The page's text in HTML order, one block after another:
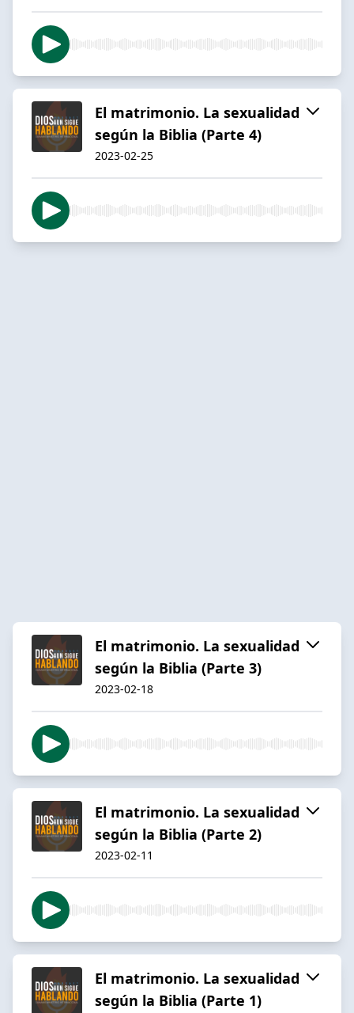
El matrimonio. La sexualidad
según la Biblia (Parte 4)
2023-02-25
El matrimonio. La sexualidad
según la Biblia (Parte 3)
2023-02-18
El matrimonio. La sexualidad
según la Biblia (Parte 2)
2023-02-11
El matrimonio. La sexualidad
según la Biblia (Parte 1)